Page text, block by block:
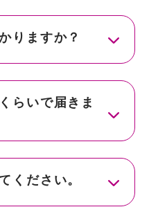
りますか？
らいで届きま
ください。